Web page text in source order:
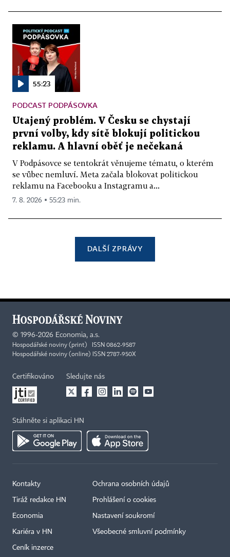
55:23
PODCAST PODPÁSOVKA
Utajený problém. V Česku se chystají
první volby, kdy sítě blokují politickou
reklamu. A hlavní oběť je nečekaná
V Podpásovce se tentokrát věnujeme tématu, o kterém
se vůbec nemluví. Meta začala blokovat politickou
reklamu na Facebooku a Instagramu a...
7. 8. 2026 ▪ 55:23 min.
DALŠÍ ZPRÁVY
© 1996-2026 Economia, a.s.
Hospodářské noviny (print) ISSN 0862-9587
Hospodářské noviny (online) ISSN 2787-950X
Certifikováno Sledujte nás
Stáhněte si aplikaci HN
Kontakty
Tiráž redakce HN
Economia
Kariéra v HN
Ceník inzerce
Ochrana osobních údajů
Prohlášení o cookies
Nastavení soukromí
Všeobecné smluvní podmínky